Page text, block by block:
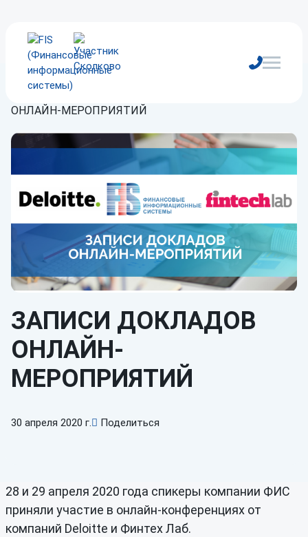
Блог
ОНЛАЙН-МЕРОПРИЯТИЙ
ЗАПИСИ ДОКЛАДОВ
ОНЛАЙН-
МЕРОПРИЯТИЙ
30 апреля 2020 г. Поделиться
28 и 29 апреля 2020 года спикеры компании ФИС
приняли участие в онлайн-конференциях от
компаний Deloitte и Финтех Лаб.